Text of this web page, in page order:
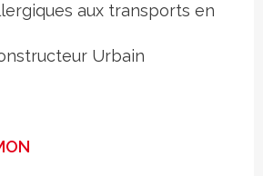
aux transports en
Urbain